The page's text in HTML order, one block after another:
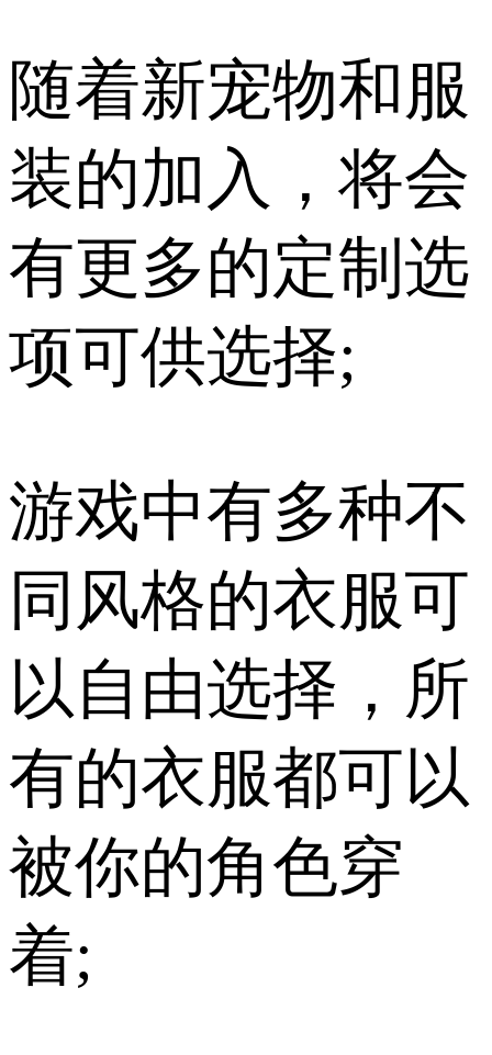
随着新宠物和服
装的加入，将会
有更多的定制选
项可供选择;
游戏中有多种不
同风格的衣服可
以自由选择，所
有的衣服都可以
被你的角色穿
着;